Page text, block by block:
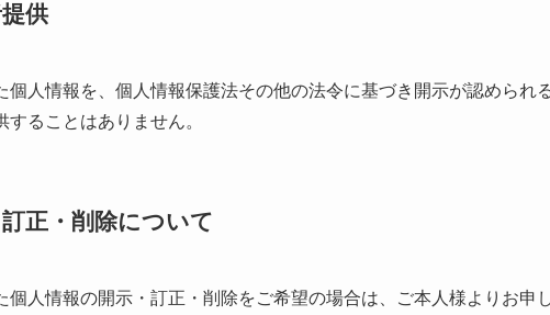
供
個人情報を、個人情報保護法その他の法令に基づき開示が認められ
ることはありません。
正・削除について
個人情報の開示・訂正・削除をご希望の場合は、ご本人様よりお申